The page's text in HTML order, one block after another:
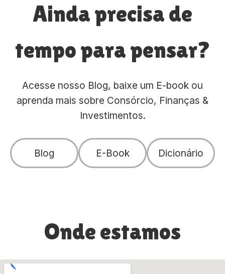
Ainda precisa de
tempo para pensar?
Acesse nosso Blog, baixe um E-book ou
aprenda mais sobre Consórcio, Finanças &
Investimentos.
Blog E-Book Dicionário
Onde estamos